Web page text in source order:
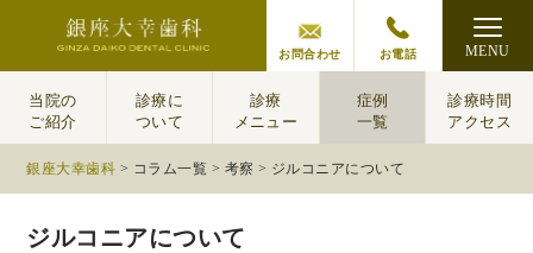
お問合わせ お電話 MENU
当院の
ご紹介
診療に
ついて
診療
メニュー
症例
一覧
診療時間
アクセス
銀座大幸歯科 > コラム一覧 > 考察 > ジルコニアについて
ジルコニアについて